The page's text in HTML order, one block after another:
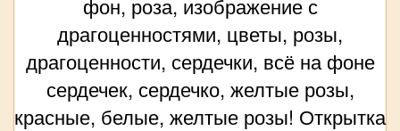
фон, роза, изображение с
драгоценностями, цветы, розы,
драгоценности, сердечки, всё на фоне
сердечек, сердечко, желтые розы,
красные, белые, желтые розы! Открытка